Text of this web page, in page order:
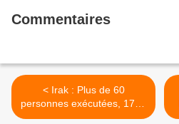
Commentaires
< Irak : Plus de 60
personnes exécutées, 1724
dans le couloir de la mort…